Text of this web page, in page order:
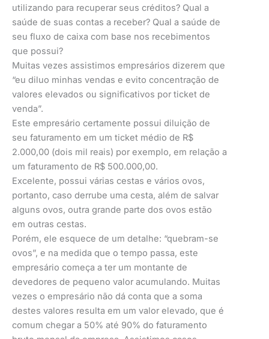
utilizando para recuperar seus créditos? Qual a
saúde de suas contas a receber? Qual a saúde de
seu fluxo de caixa com base nos recebimentos
que possui?
Muitas vezes assistimos empresários dizerem que
“eu diluo minhas vendas e evito concentração de
valores elevados ou significativos por ticket de
venda”.
Este empresário certamente possui diluição de
seu faturamento em um ticket médio de R$
2.000,00 (dois mil reais) por exemplo, em relação a
um faturamento de R$ 500.000,00.
Excelente, possui várias cestas e vários ovos,
portanto, caso derrube uma cesta, além de salvar
alguns ovos, outra grande parte dos ovos estão
em outras cestas.
Porém, ele esquece de um detalhe: “quebram-se
ovos”, e na medida que o tempo passa, este
empresário começa a ter um montante de
devedores de pequeno valor acumulando. Muitas
vezes o empresário não dá conta que a soma
destes valores resulta em um valor elevado, que é
comum chegar a 50% até 90% do faturamento